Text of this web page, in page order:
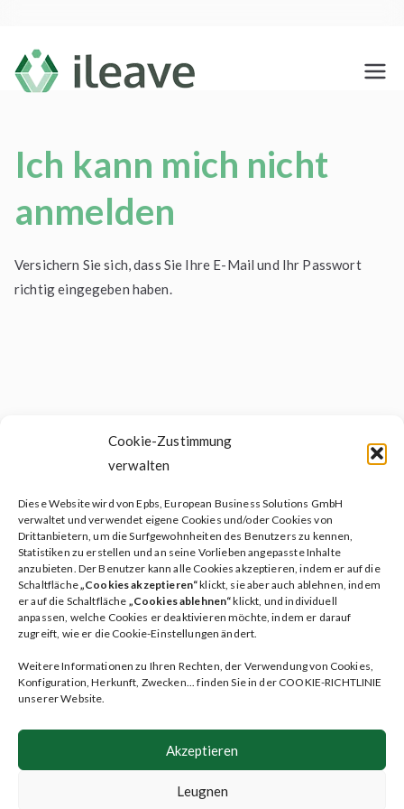
Cookie-Zustimmung
verwalten
Diese Website wird von Epbs, European Business Solutions GmbH
verwaltet und verwendet eigene Cookies und/oder Cookies von
Drittanbietern, um die Surfgewohnheiten des Benutzers zu kennen,
Statistiken zu erstellen und an seine Vorlieben angepasste Inhalte
anzubieten. Der Benutzer kann alle Cookies akzeptieren, indem er auf die
Schaltfläche„Cookies akzeptieren“klickt, sie aber auch ablehnen, indem
er auf die Schaltfläche „Cookies ablehnen“klickt, und individuell
anpassen, welche Cookies er deaktivieren möchte, indem er darauf
zugreift, wie er die Cookie-Einstellungen ändert.
Weitere Informationen zu Ihren Rechten, der Verwendung von Cookies,
Konfiguration, Herkunft, Zwecken... finden Sie in der COOKIE-RICHTLINIE
unserer Website.
Akzeptieren
Leugnen
springen
Ich kann mich nicht
anmelden
Versichern Sie sich, dass Sie Ihre E-Mail und Ihr Passwort
richtig eingegeben haben.
Soziales testament
Patientenverfügung
ileave Dienste
Plan
Blog
Benutzerbereich